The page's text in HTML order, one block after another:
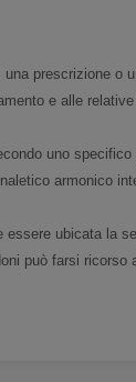
prescrizione
e alle
uno
armonico
ubicata la
può farsi